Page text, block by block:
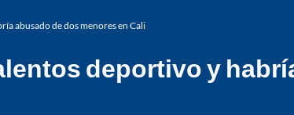
abusado de dos menores en Cali
deportivo y